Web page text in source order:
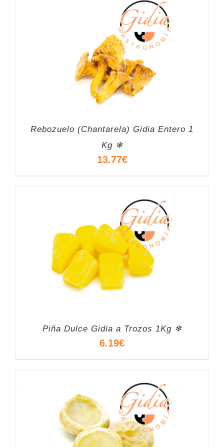
Rebozuelo (Chantarela) Gidia Entero 1
Kg ❄
13.77€
Piña Dulce Gidia a Trozos 1Kg ❄
6.19€